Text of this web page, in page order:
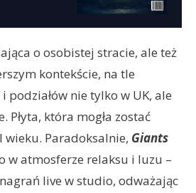
o osobistej stracie, ale też
kontekście, na tle
podziałów nie tylko w UK, ale
Płyta, która mogła zostać
wieku. Paradoksalnie, Giants
w atmosferze relaksu i luzu –
live w studio, odważając